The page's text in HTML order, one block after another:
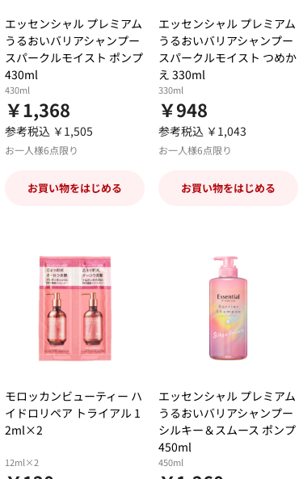
エッセンシャル プレミアム
うるおいバリアシャンプー
スパークルモイスト ポンプ
430ml
430ml
￥1,368
参考税込 ￥1,505
お一人様6点限り
お買い物をはじめる
エッセンシャル プレミアム
うるおいバリアシャンプー
スパークルモイスト つめか
え 330ml
330ml
￥948
参考税込 ￥1,043
お一人様6点限り
お買い物をはじめる
モロッカンビューティー ハ
イドロリペア トライアル 1
2ml×2
12ml×2
エッセンシャル プレミアム
うるおいバリアシャンプー
シルキー＆スムース ポンプ
450ml
450ml